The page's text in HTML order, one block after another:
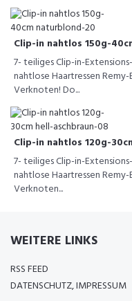
Clip-in nahtlos 150g-
7- teiliges Clip-in-
nahtlose Haartressen
Verknoten! Do...
Clip-in nahtlos 120g-
7- teiliges Clip-in-
nahtlose Haartressen
Verknoten...
WEITERE LINKS
RSS FEED
DATENSCHUTZ, IMPRESSUM